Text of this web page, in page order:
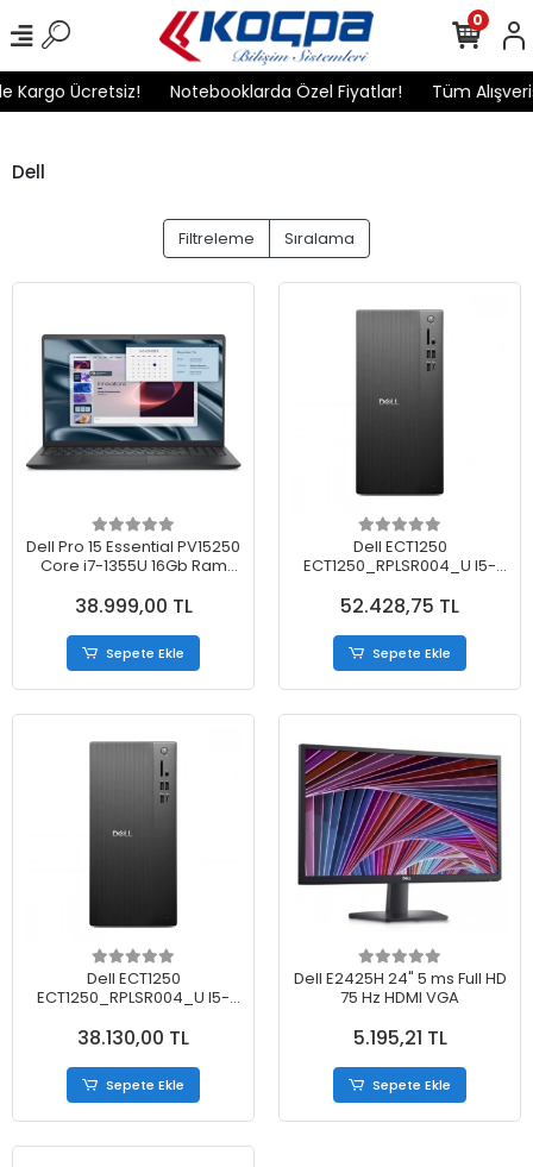
Kargo Ücretsiz! Notebooklarda Özel Fiyatlar! Tüm
0
Dell
Filtreleme Sıralama
Dell Pro 15 Essential PV15250
Core i7-1355U 16Gb Ram
Ubuntu Dizüstü Bilgisayar
38.999,00 TL
Sepete Ekle
Dell ECT1250
ECT1250_RPLSR004_U I5-
UHD730 Ubuntu Masaüstü
Pc
52.428,75 TL
Sepete Ekle
Dell ECT1250
ECT1250_RPLSR004_U I5-
UHD730 Ubuntu Masaüstü
Pc
38.130,00 TL
Sepete Ekle
Dell E2425H 24" 5 ms Full HD
75 Hz HDMI VGA
5.195,21 TL
Sepete Ekle